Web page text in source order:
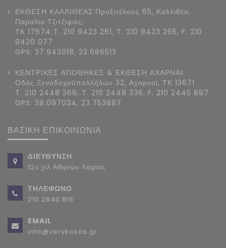
ΕΚΘΕΣΗ ΚΑΛΛΙΘΕΑΣ:Πραξιτέλους 65, Καλλιθέα,
Παραλία Τζιτζιφιές,
ΤΚ 17674 Τ. 210 9423 261, T. 210 9423 265, F. 210
9420 077
GPS: 37.943018, 23.686513
ΚΕΝΤΡΙΚΕΣ ΑΠΟΘΗΚΕΣ & ΕΚΘΕΣΗ ΑΧΑΡΝΑΙ:
Οδός Ξενοδοχοϋπαλλήλων 32, Αχαρναί, ΤΚ 13671
Τ. 210 2448 366, T. 210 2448 336, F. 210 2445 887
GPS: 38.097034, 23.753887
ΒΑΣΙΚΗ ΕΠΙΚΟΙΝΩΝΙΑ
ΔΙΕΥΘΥΝΣΗ
12ο χιλ Αθηνών Λαμίας
ΤΗΛΕΦΩΝΟ
210 2840 816
EMAIL
info@verykokos.gr